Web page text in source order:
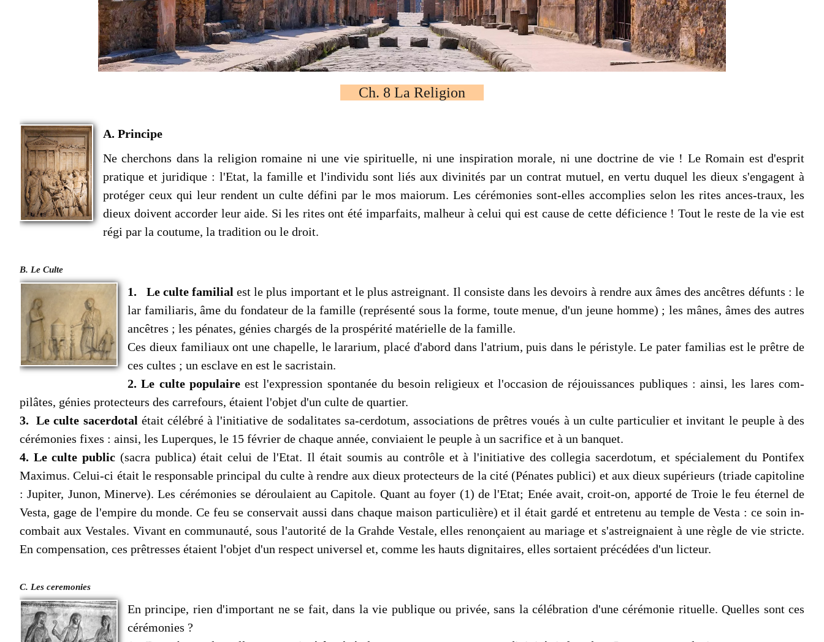
Ch. 8 La Religion
A. Principe
Ne cherchons dans la religion romaine ni une vie spirituelle, ni une inspiration morale, ni une doctrine de vie ! Le Romain est d'esprit
pratique et juridique : l'Etat, la famille et l'individu sont liés aux divinités par un contrat mutuel, en vertu duquel les dieux s'engagent à
protéger ceux qui leur rendent un culte défini par le mos maiorum. Les cérémonies sont-elles accomplies selon les rites ances-traux, les
dieux doivent accorder leur aide. Si les rites ont été imparfaits, malheur à celui qui est cause de cette déficience ! Tout le reste de la vie est
régi par la coutume, la tradition ou le droit.
B. Le Culte
1. Le culte familial est le plus important et le plus astreignant. Il consiste dans les devoirs à rendre aux âmes des ancêtres défunts : le
lar familiaris, âme du fondateur de la famille (représenté sous la forme, toute menue, d'un jeune homme) ; les mânes, âmes des autres
ancêtres ; les pénates, génies chargés de la prospérité matérielle de la famille.
Ces dieux familiaux ont une chapelle, le lararium, placé d'abord dans l'atrium, puis dans le péristyle. Le pater familias est le prêtre de
ces cultes ; un esclave en est le sacristain.
2. Le culte populaireest l'expression spontanée du besoin reli­gieux et l'occasion de réjouissances publiques : ainsi, les lares com­
pilâtes, génies protecteurs des carrefours, étaient l'objet d'un culte de quartier.
3. Le culte sacerdotal était célébré à l'initiative de sodalitates sa-cerdotum, associations de prêtres voués à un culte particulier et invi­tant le peuple à des
cérémonies fixes : ainsi, les Luperques, le 15 fé­vrier de chaque année, conviaient le peuple à un sacrifice et à un banquet.
4. Le culte public (sacra publica) était celui de l'Etat. Il était soumis au contrôle et à l'initiative des collegia sacerdotum, et spécia­lement du Pontifex
Maximus. Celui-ci était le responsable principal du culte à rendre aux dieux protecteurs de la cité (Pénates publici) et aux dieux supérieurs (triade capitoline
: Jupiter, Junon, Minerve). Les cérémonies se déroulaient au Capitole. Quant au foyer (1) de l'Etat; Enée avait, croit-on, apporté de Troie le feu éternel de
Vesta, gage de l'empire du monde. Ce feu se conservait aussi dans chaque maison particulière) et il était gardé et entretenu au temple de Vesta : ce soin in­
combait aux Vestales. Vivant en communauté, sous l'autorité de la Grahde Vestale, elles renonçaient au mariage et s'astreignaient à une règle de vie stricte.
En compensation, ces prêtresses étaient l'ob­jet d'un respect universel et, comme les hauts dignitaires, elles sor­taient précédées d'un licteur.
C. Les ceremonies
En principe, rien d'important ne se fait, dans la vie publique ou privée, sans la célébration d'une cérémonie rituelle. Quelles sont ces
cérémonies ?